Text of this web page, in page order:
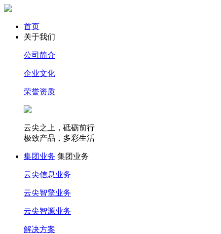
首页
关于我们
公司简介
企业文化
荣誉资质
云尖之上，砥砺前行
极致产品，多彩生活
集团业务 集团业务
云尖信息业务
云尖智擎业务
云尖智源业务
解决方案